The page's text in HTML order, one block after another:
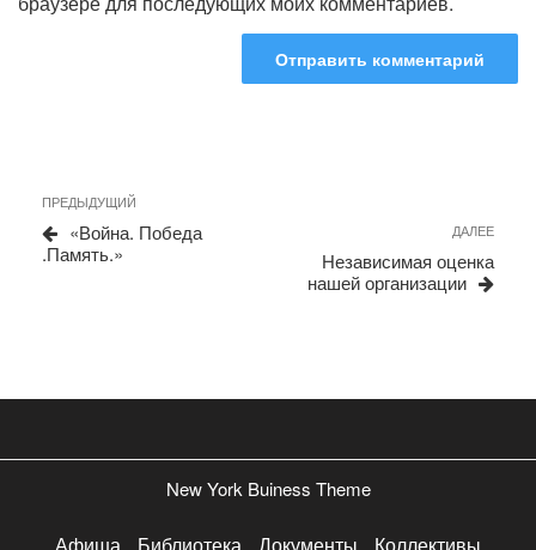
Навигация
по
записям
Предыдущая
запись
ПРЕДЫДУЩИЙ
«Война. Победа
.Память.»
ДАЛЕЕ
Независимая оценка
нашей организации
New York Buiness Theme